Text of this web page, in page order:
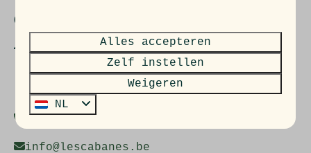
Contact
Nieuwpoortsesteenweg 791
8400 Oostende
info@lescabanes.be
Alles accepteren
Zelf instellen
Weigeren
NL